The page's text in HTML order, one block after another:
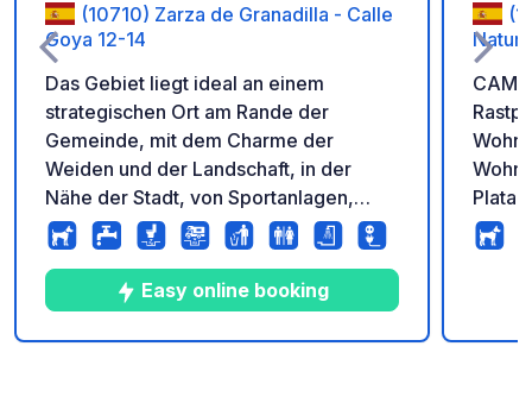
(10710) Zarza de Granadilla - Calle
Goya 12-14
Das Gebiet liegt ideal an einem
strategischen Ort am Rande der
Gemeinde, mit dem Charme der
Weiden und der Landschaft, in der
Nähe der Stadt, von Sportanlagen,
einem städtischen Schwimmbad,
Restaurants, Geschäften, einem
Tabakladen, einer Apotheke und einer
Tankstelle. Anschluss an die nur 6 km
entfernte Autobahn A66.
Easy online booking
Nature
Plata
von